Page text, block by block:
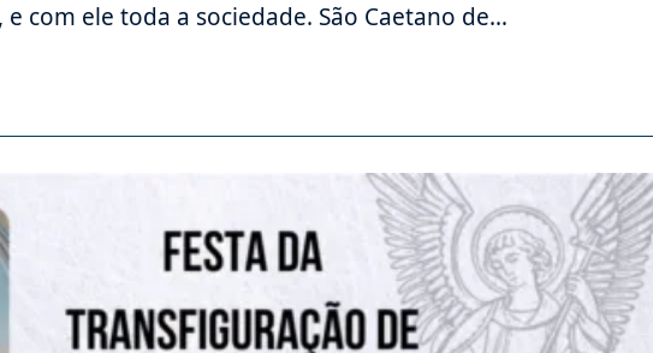
com ele toda a sociedade. São Caetano de…